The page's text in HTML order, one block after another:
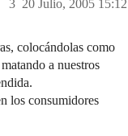
20 Julio, 2005 15:12
3
colocándolas como
a nuestros
los consumidores